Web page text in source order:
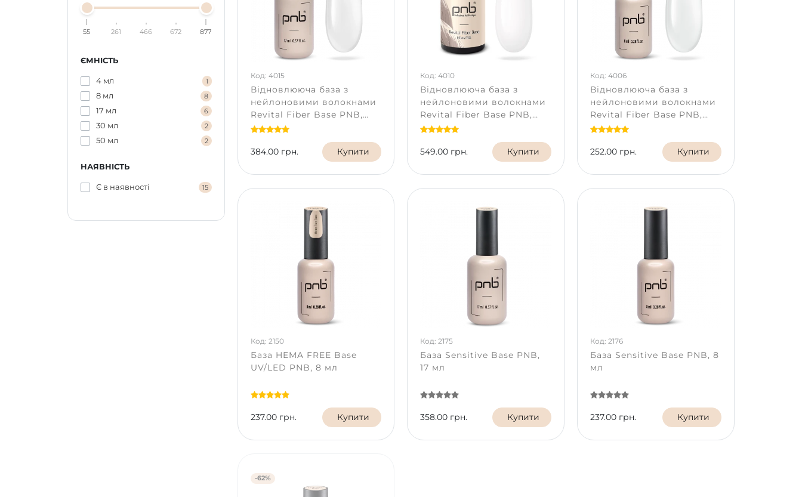
55 261 466 672 877
ЄМНІСТЬ
4 мл 1
8 мл 8
17 мл 6
30 мл 2
50 мл 2
НАЯВНІСТЬ
Є в наявності 15
Код: 4015
Відновлююча база з
нейлоновими волокнами
Revital Fiber Base PNB,
Clear, HEMA FREE, 17 мл
384.00 грн. Купити
Код: 4010
Відновлююча база з
нейлоновими волокнами
Revital Fiber Base PNB,
Clear, HEMA FREE, 30 мл
549.00 грн. Купити
Код: 4006
Відновлююча база з
нейлоновими волокнами
Revital Fiber Base PNB,
Clear, HEMA FREE, 8 мл
252.00 грн. Купити
Код: 2150
База HEMA FREE Base
UV/LED PNB, 8 мл
237.00 грн. Купити
Код: 2175
База Sensitive Base PNB,
17 мл
358.00 грн. Купити
Код: 2176
База Sensitive Base PNB, 8
мл
237.00 грн. Купити
-62%